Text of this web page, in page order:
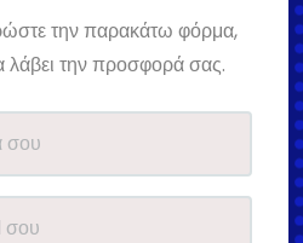
την παρακάτω φόρμα,
την προσφορά σας.